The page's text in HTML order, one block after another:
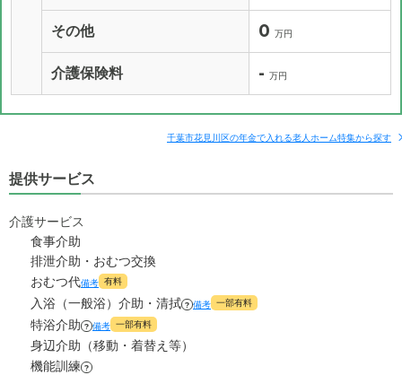
その他 0 万円
介護保険料 - 万円
千葉市花見川区の年金で入れる老人ホーム特集から探す
提供サービス
介護サービス
食事介助
排泄介助・おむつ交換
おむつ代備考 有料
入浴（一般浴）介助・清拭 ? 備考 一部有料
特浴介助 ? 備考 一部有料
身辺介助（移動・着替え等）
機能訓練 ?